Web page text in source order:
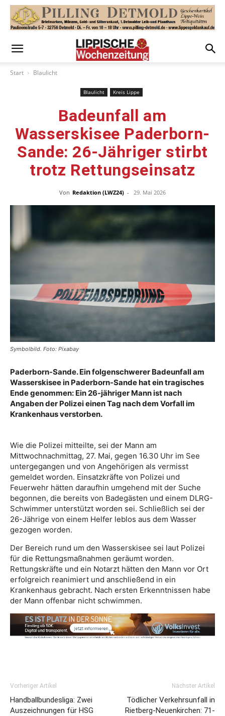
Start Blaulicht
Blaulicht Kreis Lippe
Badeunfall am
Wasserskisee Paderborn-
Sande: 26-Jähriger stirbt
trotz Rettungseinsatz
Von Redaktion (LWZ24) - 29. Mai 2026
Symbolbild. Foto: Pixabay
Paderborn-Sande. Ein folgenschwerer Badeunfall am
Wasserskisee in Paderborn-Sande hat ein tragisches
Ende genommen: Ein 26-jähriger Mann ist nach
Angaben der Polizei einen Tag nach dem Vorfall im
Krankenhaus verstorben.
Wie die Polizei mitteilte, sei der Mann am
Mittwochnachmittag, 27. Mai, gegen 16.30 Uhr im See
untergegangen und von Angehörigen als vermisst
gemeldet worden. Einsatzkräfte von Polizei und
Feuerwehr hätten daraufhin umgehend mit der Suche
begonnen, die bereits von Badegästen und einem DLRG-
Schwimmer unterstützt worden sei. Schließlich sei der
26-Jährige von einem Helfer leblos aus dem Wasser
gezogen worden.
Der Bereich rund um den Wasserskisee sei laut Polizei
für die Rettungsmaßnahmen geräumt worden.
Rettungskräfte und ein Notarzt hätten den Mann vor Ort
erfolgreich reanimiert und anschließend in ein
Krankenhaus gebracht. Nach ersten Erkenntnissen habe
der Mann offenbar nicht schwimmen.
Vorheriger Artikel
Handballbundesliga: Zwei
Auszeichnungen für HSG
Nächster Artikel
Tödlicher Verkehrsunfall in
Rietberg-Neuenkirchen: 71-